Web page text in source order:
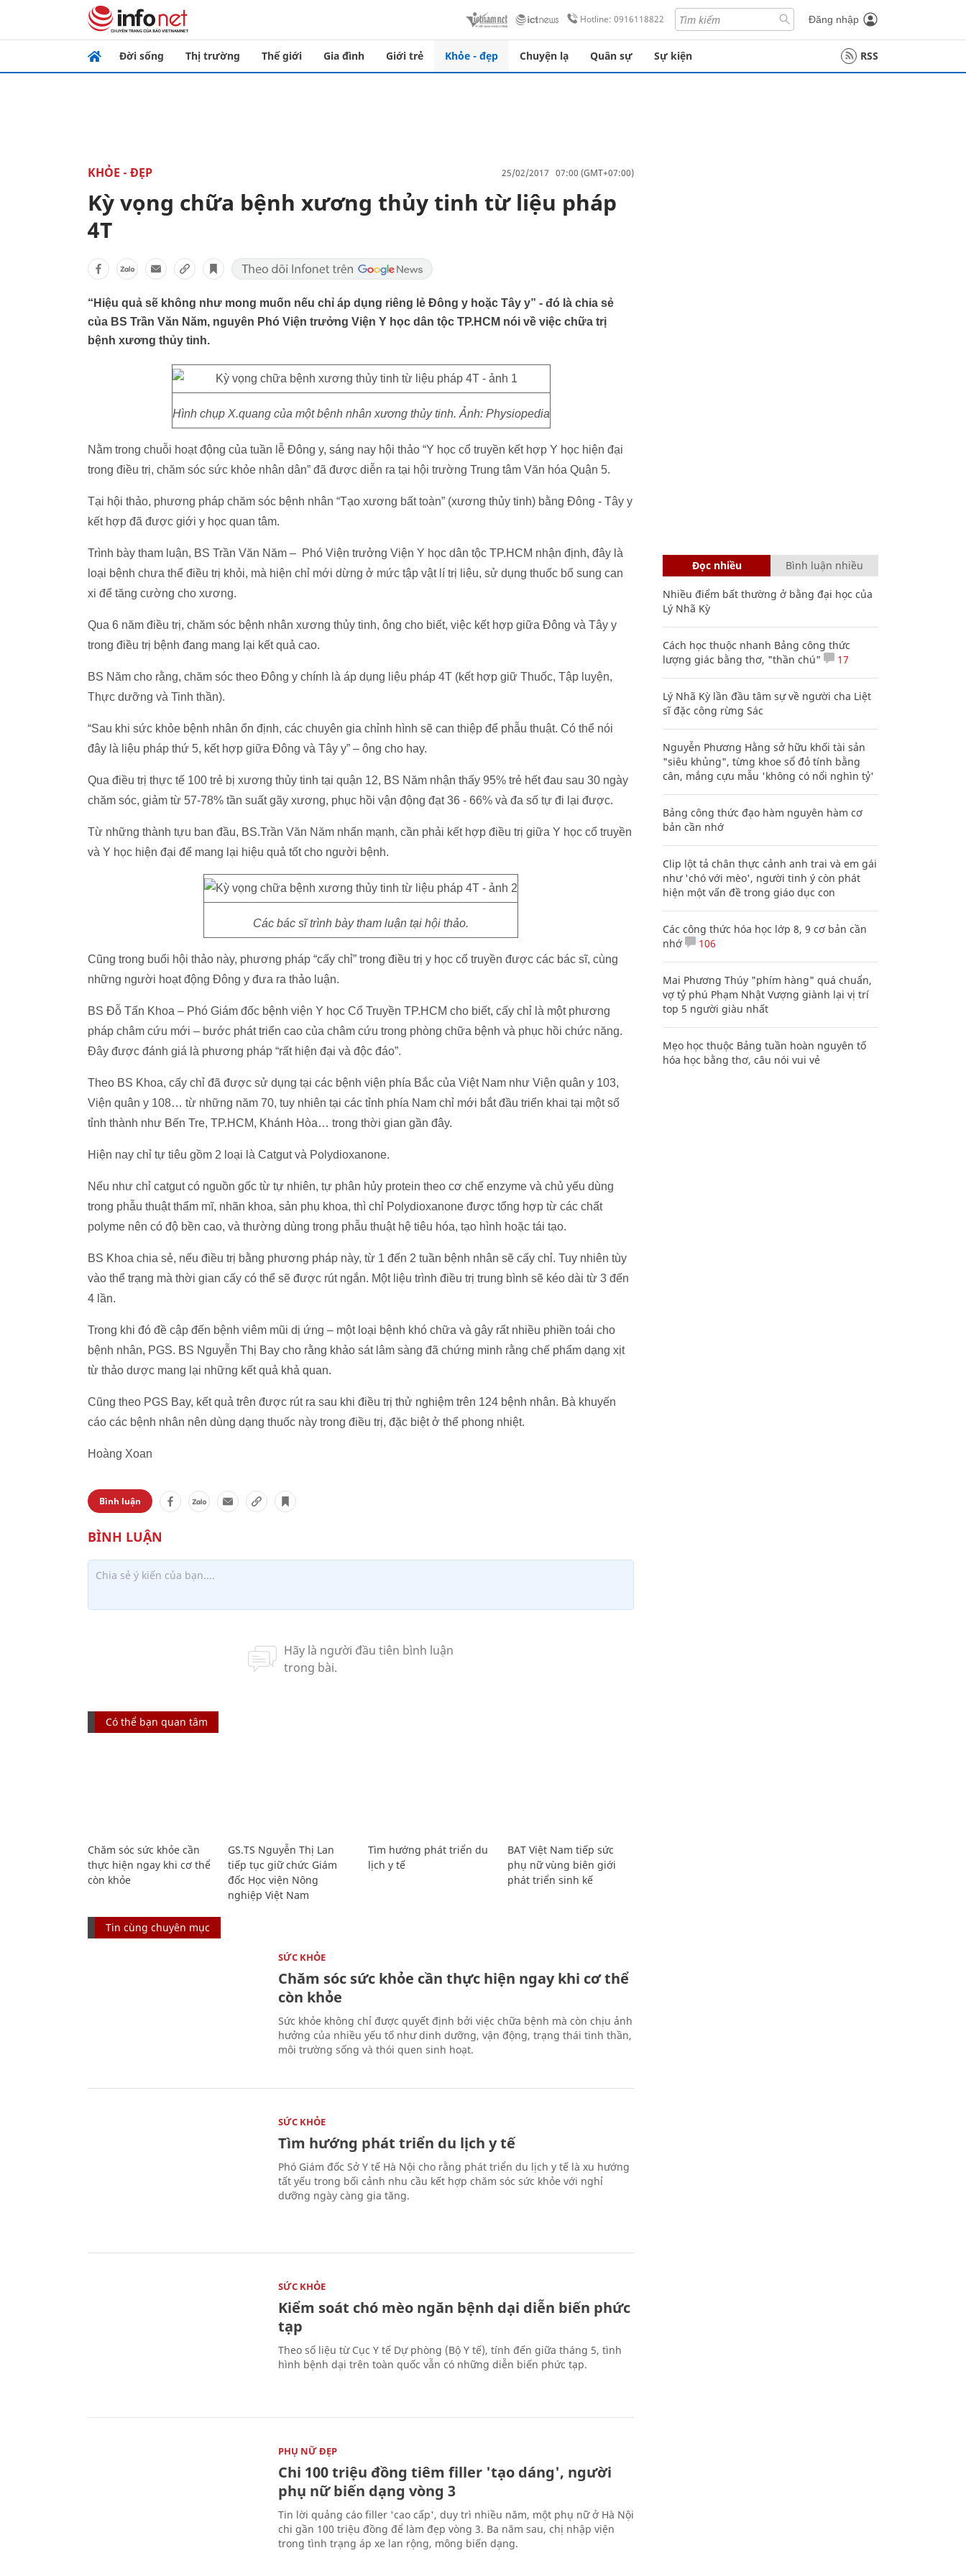
Hotline: 0916118822 Đăng nhập
Đời sống Thị trường Thế giới Gia đình Giới trẻ Khỏe - đẹp Chuyện lạ Quân sự Sự kiện RSS
KHỎE - ĐẸP 25/02/2017 07:00 (GMT+07:00)
Kỳ vọng chữa bệnh xương thủy tinh từ liệu pháp
4T
“Hiệu quả sẽ không như mong muốn nếu chỉ áp dụng riêng lẻ Đông y hoặc Tây y” - đó là chia sẻ
của BS Trần Văn Năm, nguyên Phó Viện trưởng Viện Y học dân tộc TP.HCM nói về việc chữa trị
bệnh xương thủy tinh.
Hình chụp X.quang của một bệnh nhân xương thủy tinh. Ảnh: Physiopedia
Nằm trong chuỗi hoạt động của tuần lễ Đông y, sáng nay hội thảo “Y học cổ truyền kết hợp Y học hiện đại
trong điều trị, chăm sóc sức khỏe nhân dân” đã được diễn ra tại hội trường Trung tâm Văn hóa Quận 5.
Tại hội thảo, phương pháp chăm sóc bệnh nhân “Tạo xương bất toàn” (xương thủy tinh) bằng Đông - Tây y
kết hợp đã được giới y học quan tâm.
Trình bày tham luận, BS Trần Văn Năm – Phó Viện trưởng Viện Y học dân tộc TP.HCM nhận định, đây là
loại bệnh chưa thể điều trị khỏi, mà hiện chỉ mới dừng ở mức tập vật lí trị liệu, sử dụng thuốc bổ sung can
xi để tăng cường cho xương.
Qua 6 năm điều trị, chăm sóc bệnh nhân xương thủy tinh, ông cho biết, việc kết hợp giữa Đông và Tây y
trong điều trị bệnh đang mang lại kết quả cao.
BS Năm cho rằng, chăm sóc theo Đông y chính là áp dụng liệu pháp 4T (kết hợp giữ Thuốc, Tập luyện,
Thực dưỡng và Tinh thần).
“Sau khi sức khỏe bệnh nhân ổn định, các chuyên gia chỉnh hình sẽ can thiệp để phẫu thuật. Có thể nói
đây là liệu pháp thứ 5, kết hợp giữa Đông và Tây y” – ông cho hay.
Qua điều trị thực tế 100 trẻ bị xương thủy tinh tại quận 12, BS Năm nhận thấy 95% trẻ hết đau sau 30 ngày
chăm sóc, giảm từ 57-78% tần suất gãy xương, phục hồi vận động đạt 36 - 66% và đa số tự đi lại được.
Từ những thành tựu ban đầu, BS.Trần Văn Năm nhấn mạnh, cần phải kết hợp điều trị giữa Y học cổ truyền
và Y học hiện đại để mang lại hiệu quả tốt cho người bệnh.
Các bác sĩ trình bày tham luận tại hội thảo.
Cũng trong buổi hội thảo này, phương pháp “cấy chỉ” trong điều trị y học cổ truyền được các bác sĩ, cùng
những người hoạt động Đông y đưa ra thảo luận.
BS Đỗ Tấn Khoa – Phó Giám đốc bệnh viện Y học Cổ Truyền TP.HCM cho biết, cấy chỉ là một phương
pháp châm cứu mới – bước phát triển cao của châm cứu trong phòng chữa bệnh và phục hồi chức năng.
Đây được đánh giá là phương pháp “rất hiện đại và độc đáo”.
Theo BS Khoa, cấy chỉ đã được sử dụng tại các bệnh viện phía Bắc của Việt Nam như Viện quân y 103,
Viện quân y 108… từ những năm 70, tuy nhiên tại các tỉnh phía Nam chỉ mới bắt đầu triển khai tại một số
tỉnh thành như Bến Tre, TP.HCM, Khánh Hòa… trong thời gian gần đây.
Hiện nay chỉ tự tiêu gồm 2 loại là Catgut và Polydioxanone.
Nếu như chỉ catgut có nguồn gốc từ tự nhiên, tự phân hủy protein theo cơ chế enzyme và chủ yếu dùng
trong phẫu thuật thẩm mĩ, nhãn khoa, sản phụ khoa, thì chỉ Polydioxanone được tổng hợp từ các chất
polyme nên có độ bền cao, và thường dùng trong phẫu thuật hệ tiêu hóa, tạo hình hoặc tái tạo.
BS Khoa chia sẻ, nếu điều trị bằng phương pháp này, từ 1 đến 2 tuần bệnh nhân sẽ cấy chỉ. Tuy nhiên tùy
vào thể trạng mà thời gian cấy có thể sẽ được rút ngắn. Một liệu trình điều trị trung bình sẽ kéo dài từ 3 đến
4 lần.
Trong khi đó đề cập đến bệnh viêm mũi dị ứng – một loại bệnh khó chữa và gây rất nhiều phiền toái cho
bệnh nhân, PGS. BS Nguyễn Thị Bay cho rằng khảo sát lâm sàng đã chứng minh rằng chế phẩm dạng xịt
từ thảo dược mang lại những kết quả khả quan.
Cũng theo PGS Bay, kết quả trên được rút ra sau khi điều trị thử nghiệm trên 124 bệnh nhân. Bà khuyến
cáo các bệnh nhân nên dùng dạng thuốc này trong điều trị, đặc biệt ở thể phong nhiệt.
Hoàng Xoan
Bình luận
Có thể bạn quan tâm
Chăm sóc sức khỏe cần
thực hiện ngay khi cơ thể
còn khỏe
GS.TS Nguyễn Thị Lan
tiếp tục giữ chức Giám
đốc Học viện Nông
nghiệp Việt Nam
Tìm hướng phát triển du
lịch y tế
BAT Việt Nam tiếp sức
phụ nữ vùng biên giới
phát triển sinh kế
Tin cùng chuyên mục
SỨC KHỎE
Chăm sóc sức khỏe cần thực hiện ngay khi cơ thể
còn khỏe
Sức khỏe không chỉ được quyết định bởi việc chữa bệnh mà còn chịu ảnh
hưởng của nhiều yếu tố như dinh dưỡng, vận động, trạng thái tinh thần,
môi trường sống và thói quen sinh hoạt.
SỨC KHỎE
Tìm hướng phát triển du lịch y tế
Phó Giám đốc Sở Y tế Hà Nội cho rằng phát triển du lịch y tế là xu hướng
tất yếu trong bối cảnh nhu cầu kết hợp chăm sóc sức khỏe với nghỉ
dưỡng ngày càng gia tăng.
SỨC KHỎE
Kiểm soát chó mèo ngăn bệnh dại diễn biến phức
tạp
Theo số liệu từ Cục Y tế Dự phòng (Bộ Y tế), tính đến giữa tháng 5, tình
hình bệnh dại trên toàn quốc vẫn có những diễn biến phức tạp.
PHỤ NỮ ĐẸP
Chi 100 triệu đồng tiêm filler 'tạo dáng', người
phụ nữ biến dạng vòng 3
Tin lời quảng cáo filler 'cao cấp', duy trì nhiều năm, một phụ nữ ở Hà Nội
chi gần 100 triệu đồng để làm đẹp vòng 3. Ba năm sau, chị nhập viện
trong tình trạng áp xe lan rộng, mông biến dạng.
Đọc nhiều Bình luận nhiều
Nhiều điểm bất thường ở bằng đại học của
Lý Nhã Kỳ
Cách học thuộc nhanh Bảng công thức
lượng giác bằng thơ, "thần chú"
17
Lý Nhã Kỳ lần đầu tâm sự về người cha Liệt
sĩ đặc công rừng Sác
Nguyễn Phương Hằng sở hữu khối tài sản
"siêu khủng", từng khoe sổ đỏ tính bằng
cân, mắng cựu mẫu 'không có nổi nghìn tỷ'
Bảng công thức đạo hàm nguyên hàm cơ
bản cần nhớ
Clip lột tả chân thực cảnh anh trai và em gái
như 'chó với mèo', người tinh ý còn phát
hiện một vấn đề trong giáo dục con
Các công thức hóa học lớp 8, 9 cơ bản cần
nhớ
106
Mai Phương Thúy "phím hàng" quá chuẩn,
vợ tỷ phú Phạm Nhật Vượng giành lại vị trí
top 5 người giàu nhất
Mẹo học thuộc Bảng tuần hoàn nguyên tố
hóa học bằng thơ, câu nói vui vẻ